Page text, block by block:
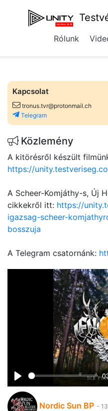
Rólunk
Kapcsolat
tronus.tvr@protonmail.ch
Telegram
Közlemény
A kitörésről készült
https://
A Scheer-Komjáthy-s, Új
cikkekről itt: https://
igazsag-scheer-
bosszuja
A Telegram csatornánk:
Play
Nordic Sun BP -